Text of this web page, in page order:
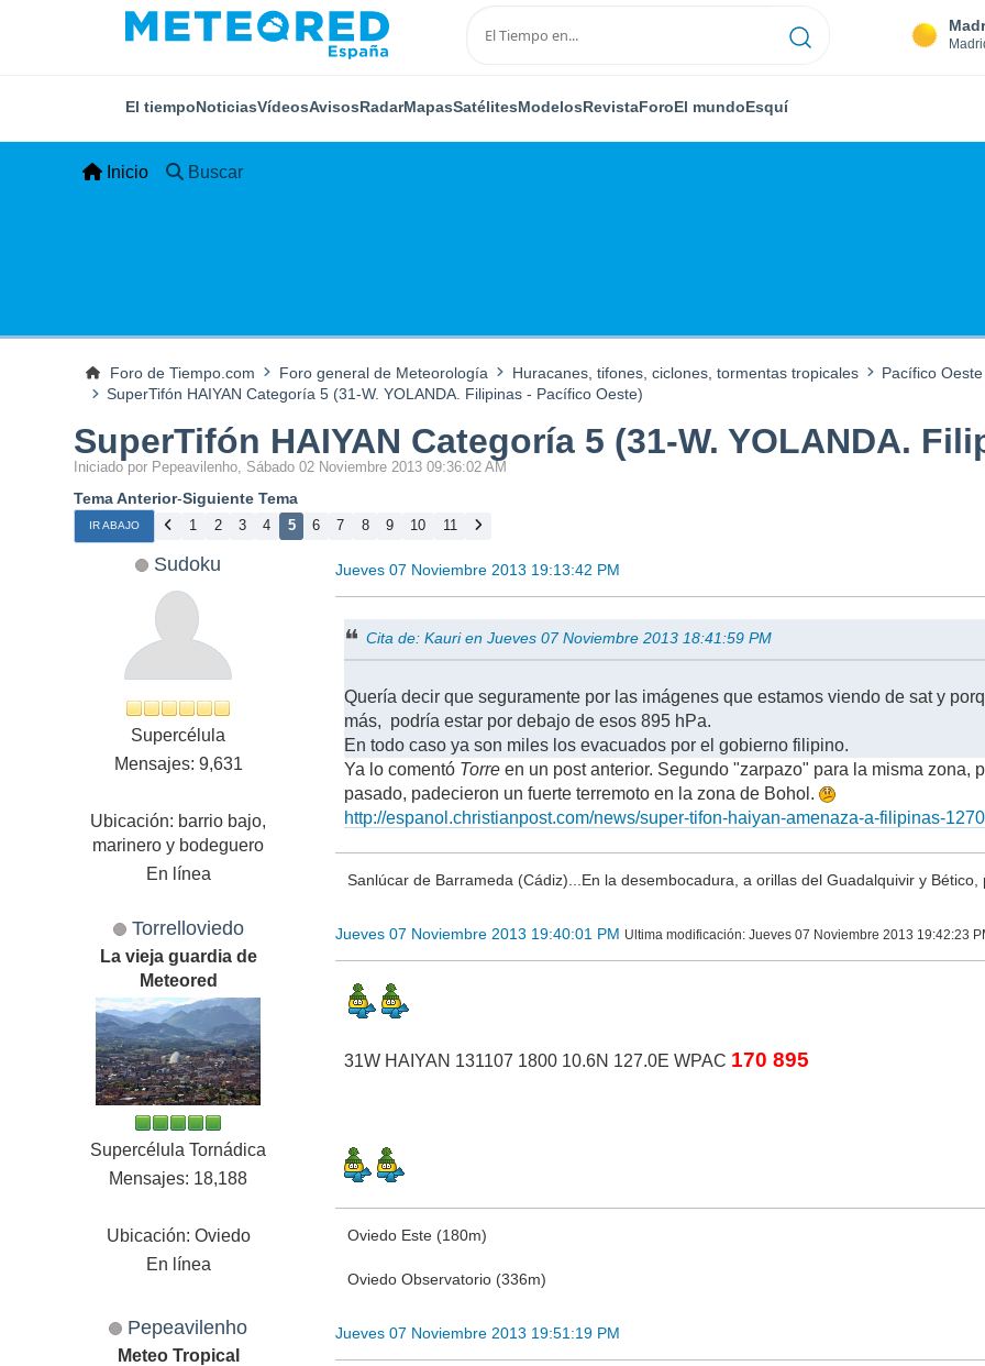
El tiempoNoticiasVídeosAvisosRadarMapasSatélitesModelosRevistaForoEl mundoEsquí
Inicio Buscar
Foro de Tiempo.com Foro general de Meteorología Huracanes, tifones, ciclones, tormentas tropicales
Pacífico Oeste
SuperTifón HAIYAN Categoría 5 (31-W. YOLANDA. Filipinas - Pacífico Oeste)
SuperTifón HAIYAN Categoría 5 (31-W. YOLANDA.
Iniciado por Pepeavilenho, Sábado 02 Noviembre 2013 09:36:02 AM
Tema Anterior-Siguiente Tema
IR ABAJO 1 2 3 4 5 6 7 8 9 10 11
Sudoku
Supercélula
Mensajes: 9,631
Ubicación: barrio bajo,
marinero y bodeguero
En línea
Jueves 07 Noviembre 2013 19:13:42 PM
Cita de: Kauri en Jueves 07 Noviembre 2013 18:41:59 PM
Quería decir que seguramente por las imágenes que estamos viendo de sat y
más, podría estar por debajo de esos 895 hPa.
En todo caso ya son miles los evacuados por el gobierno filipino.
Ya lo comentó Torre en un post anterior. Segundo "zarpazo" para la misma zona,
pasado, padecieron un fuerte terremoto en la zona de Bohol.
http://espanol.christianpost.com/news/super-tifon-haiyan-amenaza-a-filipinas-
Sanlúcar de Barrameda (Cádiz)...En la desembocadura, a orillas del Guadalquivir y
Torrelloviedo
La vieja guardia de
Meteored
Supercélula Tornádica
Mensajes: 18,188
Ubicación: Oviedo
En línea
Jueves 07 Noviembre 2013 19:40:01 PM Ultima modificación: Jueves 07 Noviembre 2013 19:42:23
31W HAIYAN 131107 1800 10.6N 127.0E WPAC 170 895
Oviedo Este (180m)
Oviedo Observatorio (336m)
Pepeavilenho
Meteo Tropical
Jueves 07 Noviembre 2013 19:51:19 PM